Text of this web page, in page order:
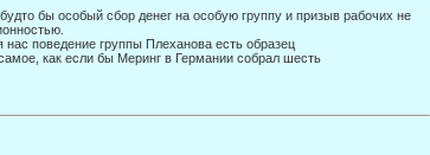
бы особый сбор денег на особую группу и призыв рабочих не
поведение группы Плеханова есть образец
как если бы Меринг в Германии собрал шесть